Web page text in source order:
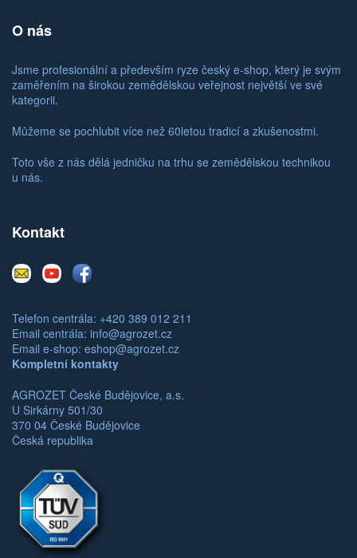
O nás
Jsme profesionální a především ryze český e-shop, který je svým
zaměřením na širokou zemědělskou veřejnost největší ve své
kategorii.
Můžeme se pochlubit více než 60letou tradicí a zkušenostmi.
Toto vše z nás dělá jedničku na trhu se zemědělskou technikou
u nás.
Kontakt
E-
mail
YoutubeFacebook
Telefon centrála: +420 389 012 211
Email centrála: info@agrozet.cz
Email e-shop: eshop@agrozet.cz
Kompletní kontakty
AGROZET České Budějovice, a.s.
U Sirkárny 501/30
370 04 České Budějovice
Česká republika